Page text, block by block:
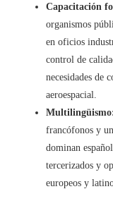
Capacitación
organismos
en oficios
control de
necesidades de
aeroespacial.
francófonos y
dominan
tercerizados y
europeos y